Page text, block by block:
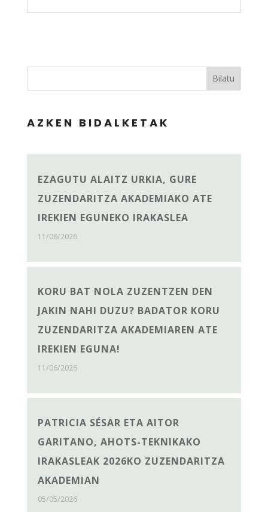
Bilatu
AZKEN BIDALKETAK
EZAGUTU ALAITZ URKIA, GURE
ZUZENDARITZA AKADEMIAKO ATE
IREKIEN EGUNEKO IRAKASLEA
11/06/2026
KORU BAT NOLA ZUZENTZEN DEN
JAKIN NAHI DUZU? BADATOR KORU
ZUZENDARITZA AKADEMIAREN ATE
IREKIEN EGUNA!
11/06/2026
PATRICIA SÉSAR ETA AITOR
GARITANO, AHOTS-TEKNIKAKO
IRAKASLEAK 2026KO ZUZENDARITZA
AKADEMIAN
05/05/2026